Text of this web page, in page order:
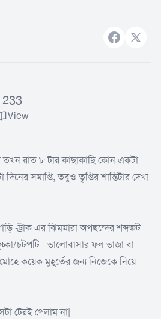
Facebook
X
233
View
রাত ৮ টার কাছাকাছি কোন একটা
সমাপ্তি, তবুও তৃপ্তির শান্তিটার দেখা
-ট্রাক এর ঝিমমারা অপছন্দের শব্দজট
চটপটি - ভালোবাসার ফল ভাজা বা
মোহে কয়েক মুহূর্তের জন্য নিজেকে নিয়ে
টেরই পেলাম না|